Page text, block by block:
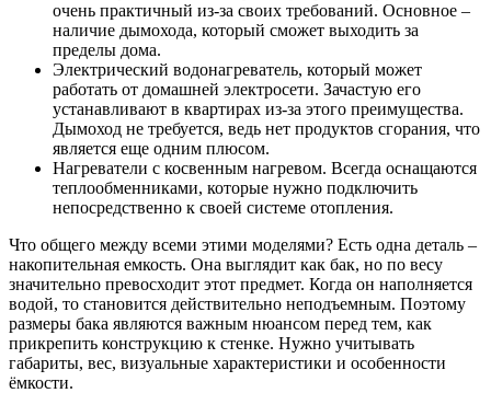
очень практичный из-за своих требований. Основное –
наличие дымохода, который сможет выходить за
пределы дома.
Электрический водонагреватель, который может
работать от домашней электросети. Зачастую его
устанавливают в квартирах из-за этого преимущества.
Дымоход не требуется, ведь нет продуктов сгорания, что
является еще одним плюсом.
Нагреватели с косвенным нагревом. Всегда оснащаются
теплообменниками, которые нужно подключить
непосредственно к своей системе отопления.
Что общего между всеми этими моделями? Есть одна деталь –
накопительная емкость. Она выглядит как бак, но по весу
значительно превосходит этот предмет. Когда он наполняется
водой, то становится действительно неподъемным. Поэтому
размеры бака являются важным нюансом перед тем, как
прикрепить конструкцию к стенке. Нужно учитывать
габариты, вес, визуальные характеристики и особенности
ёмкости.